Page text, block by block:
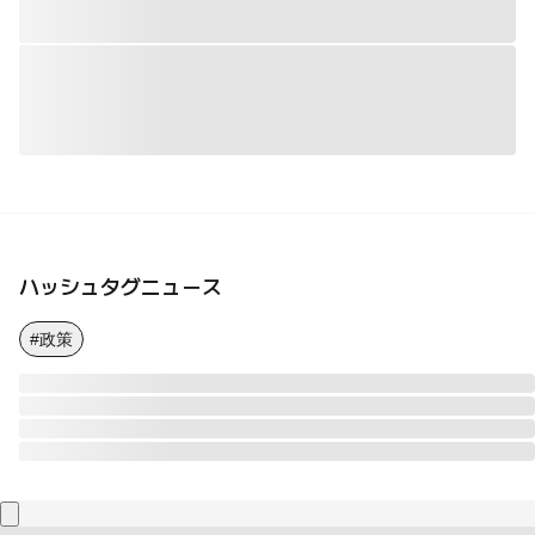
ハッシュタグニュース
#政策